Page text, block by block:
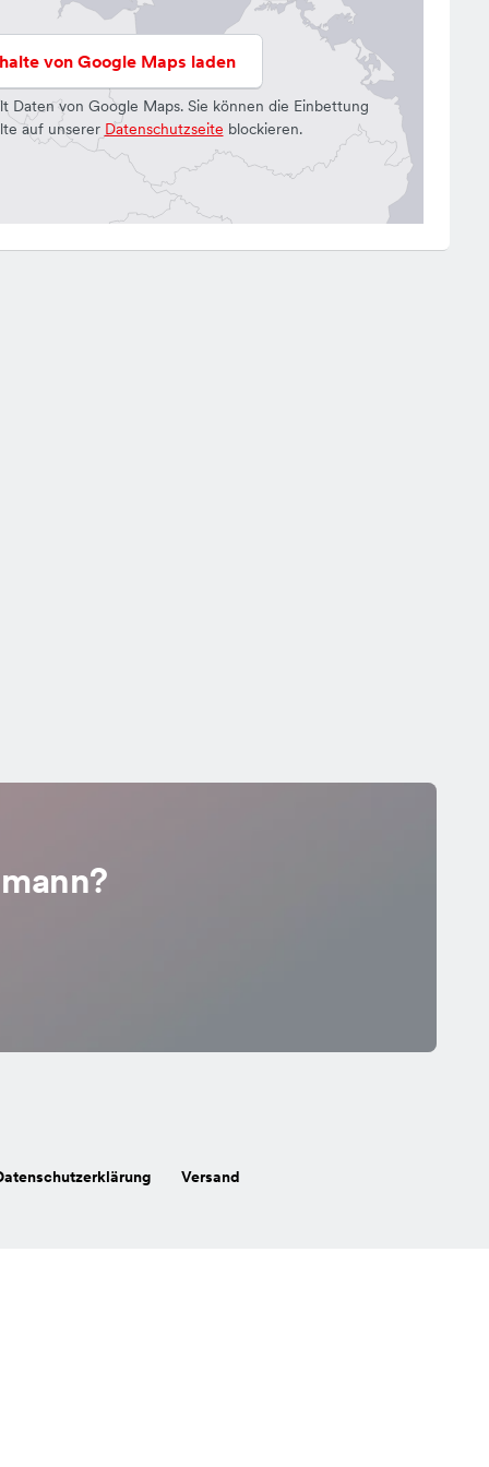
von Google Maps laden
Daten von Google Maps. Sie können die Einbettung
auf unserer Datenschutzseite blockieren.
Versand